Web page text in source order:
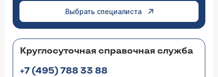
Выбрать специалиста
Круглосуточная справочная служба
+7 (495) 788 33 88